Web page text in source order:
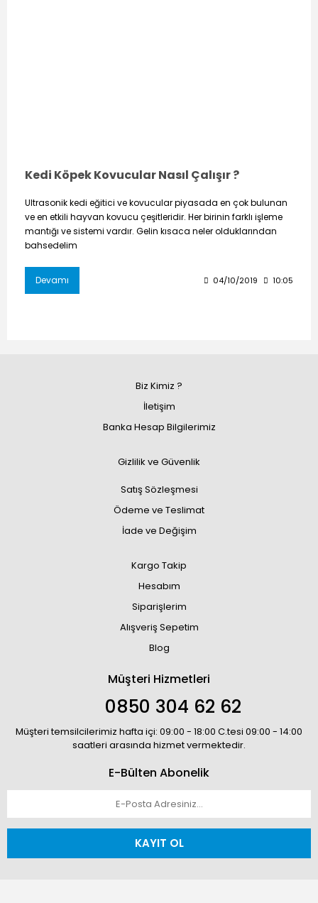
Kedi Köpek Kovucular Nasıl Çalışır ?
Ultrasonik kedi eğitici ve kovucular piyasada en çok bulunan
ve en etkili hayvan kovucu çeşitleridir. Her birinin farklı işleme
mantığı ve sistemi vardır. Gelin kısaca neler olduklarından
bahsedelim
Devamı 04/10/2019 10:05
Biz Kimiz ?
İletişim
Banka Hesap Bilgilerimiz
Gizlilik ve Güvenlik
Satış Sözleşmesi
Ödeme ve Teslimat
İade ve Değişim
Kargo Takip
Hesabım
Siparişlerim
Alışveriş Sepetim
Blog
Müşteri Hizmetleri
0850 304 62 62
Müşteri temsilcilerimiz hafta içi: 09:00 - 18:00 C.tesi 09:00 - 14:00
saatleri arasında hizmet vermektedir.
E-Bülten Abonelik
KAYIT OL